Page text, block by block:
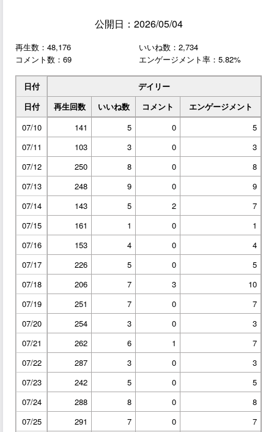
公開日：2026/05/04
再生数：48,176
いいね数：2,734
コメント数：69
エンゲージメント率：5.82%
日付
デイリー
日付
再生回数 いいね数 コメント
エンゲージメント
07/10
141 5 0
5
07/11
103 3 0
3
07/12
250 8 0
8
07/13
248 9 0
9
07/14
143 5 2
7
07/15
161 1 0
1
07/16
153 4 0
4
07/17
226 5 0
5
07/18
206 7 3
10
07/19
251 7 0
7
07/20
254 3 0
3
07/21
262 6 1
7
07/22
287 3 0
3
07/23
242 5 0
5
07/24
288 8 0
8
07/25
291 7 0 7